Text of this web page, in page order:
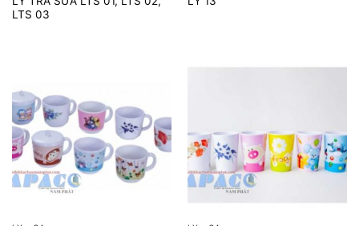
LTS 03